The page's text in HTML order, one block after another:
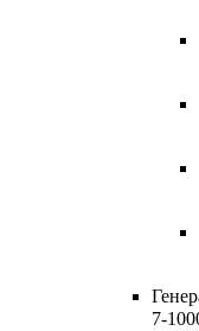
7-